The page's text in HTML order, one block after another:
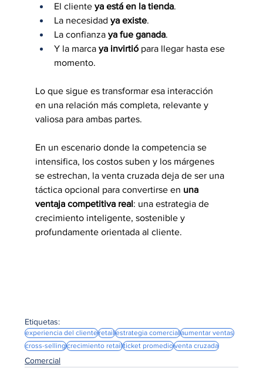
El cliente ya está en la tienda.
La necesidad ya existe.
La confianza ya fue ganada.
Y la marca ya invirtió para llegar hasta ese
momento.
Lo que sigue es transformar esa interacción
en una relación más completa, relevante y
valiosa para ambas partes.
En un escenario donde la competencia se
intensifica, los costos suben y los márgenes
se estrechan, la venta cruzada deja de ser una
táctica opcional para convertirse en una
ventaja competitiva real: una estrategia de
crecimiento inteligente, sostenible y
profundamente orientada al cliente.
Etiquetas:
experiencia del clienteretailestrategia comercialaumentar ventas
cross-sellingcrecimiento retailticket promedioventa cruzada
Comercial